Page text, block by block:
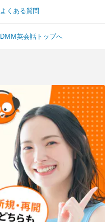
よくある質問
DMM英会話トップへ